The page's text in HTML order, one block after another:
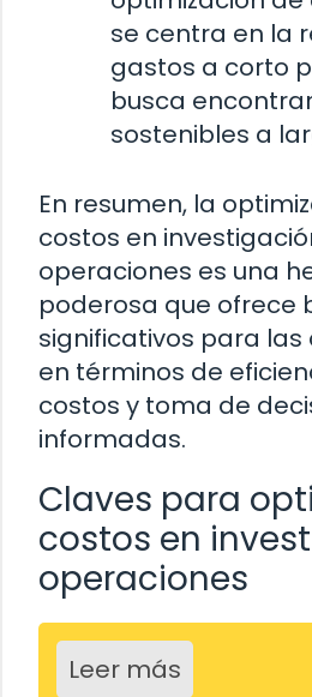
se centra en la
gastos a corto
busca
sostenibles a
En resumen, la
costos en
operaciones es una
poderosa que ofrece
significativos para las
en términos de
costos y toma de
informadas.
Claves para
costos en
operaciones
Leer más